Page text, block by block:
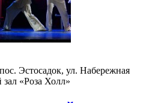
Эстосадок, ул. Набережная
«Роза Холл»